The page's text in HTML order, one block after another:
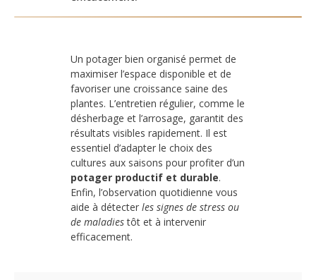
Un potager bien organisé permet de
maximiser l’espace disponible et de
favoriser une croissance saine des
plantes. L’entretien régulier, comme le
désherbage et l’arrosage, garantit des
résultats visibles rapidement. Il est
essentiel d’adapter le choix des
cultures aux saisons pour profiter d’un
potager productif et durable.
Enfin, l’observation quotidienne vous
aide à détecter les signes de stress ou
de maladiestôt et à intervenir
efficacement.